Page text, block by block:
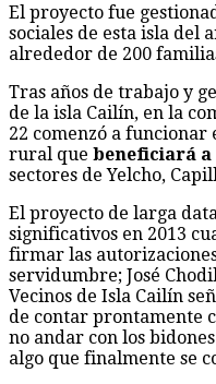
El proyecto fue
sociales de esta isla del
alrededor de 200
Tras años de trabajo y
de la isla Cailín, en la
22 comenzó a
rural que beneficiará a
sectores de Yelcho,
El proyecto de larga
significativos en 2013
firmar las
servidumbre; José
Vecinos de Isla Cailín
de contar prontamente
no andar con los
algo que finalmente se